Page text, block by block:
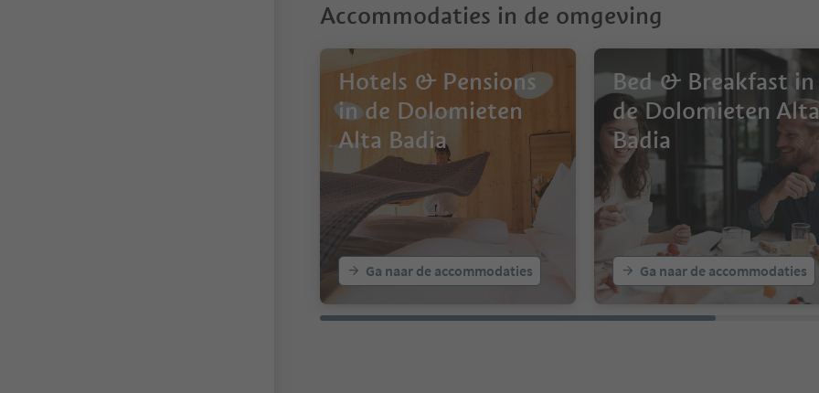
Accommodaties in de omgeving
Hotels & Pensions
in de Dolomieten
Alta Badia
Ga naar de accommodaties
Bed & Breakfast in
de Dolomieten Alta
Badia
Ga naar de accommodaties